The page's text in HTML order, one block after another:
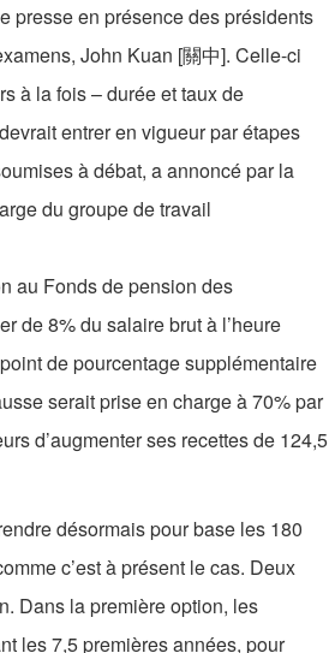
presse en présence des présidents
John Kuan [關中]. Celle-ci
à la fois – durée et taux de
entrer en vigueur par étapes
à débat, a annoncé par la
du groupe de travail
au Fonds de pension des
de 8% du salaire brut à l’heure
de pourcentage supplémentaire
serait prise en charge à 70% par
d’augmenter ses recettes de 124,5
désormais pour base les 180
c’est à présent le cas. Deux
Dans la première option, les
les 7,5 premières années, pour